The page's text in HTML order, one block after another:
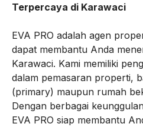
Terpercaya di Karawaci
EVA PRO adalah agen
dapat membantu Anda
Karawaci. Kami memiliki
dalam pemasaran properti,
(primary) maupun rumah
Dengan berbagai
EVA PRO siap membantu